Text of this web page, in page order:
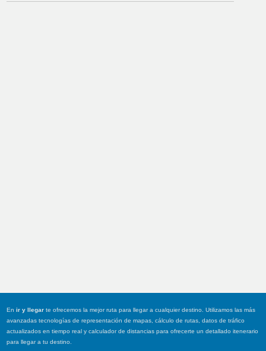
Enir y llegar te ofrecemos la mejor ruta para llegar a cualquier destino. Utilizamos las más
avanzadas tecnologías de representación de mapas, cálculo de rutas, datos de tráfico
actualizados en tiempo real y calculador de distancias para ofrecerte un detallado itenerario
para llegar a tu destino.